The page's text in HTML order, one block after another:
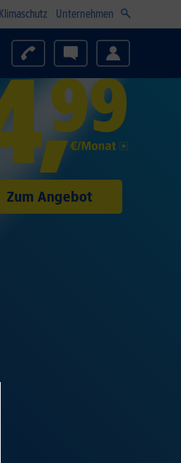
Unternehmen
Zum Angebot